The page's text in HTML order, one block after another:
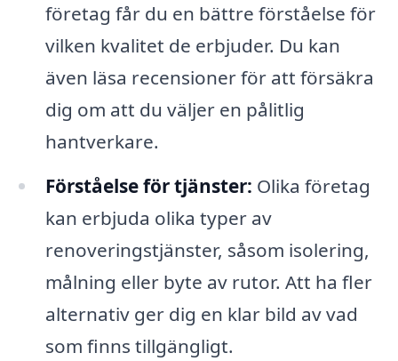
företag får du en bättre förståelse för
vilken kvalitet de erbjuder. Du kan
även läsa recensioner för att försäkra
dig om att du väljer en pålitlig
hantverkare.
Förståelse för tjänster: Olika företag
kan erbjuda olika typer av
renoveringstjänster, såsom isolering,
målning eller byte av rutor. Att ha fler
alternativ ger dig en klar bild av vad
som finns tillgängligt.